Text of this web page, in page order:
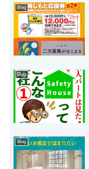
Blog
Blog
Blog